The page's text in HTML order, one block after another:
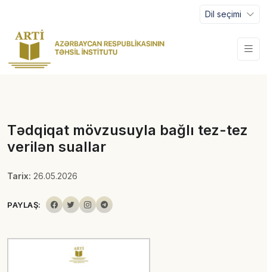
Dil seçimi
Tədqiqat mövzusuyla bağlı tez-tez
verilən suallar
Tarix: 26.05.2026
PAYLAŞ: